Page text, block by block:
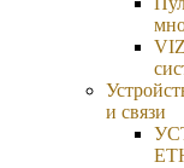
и связи